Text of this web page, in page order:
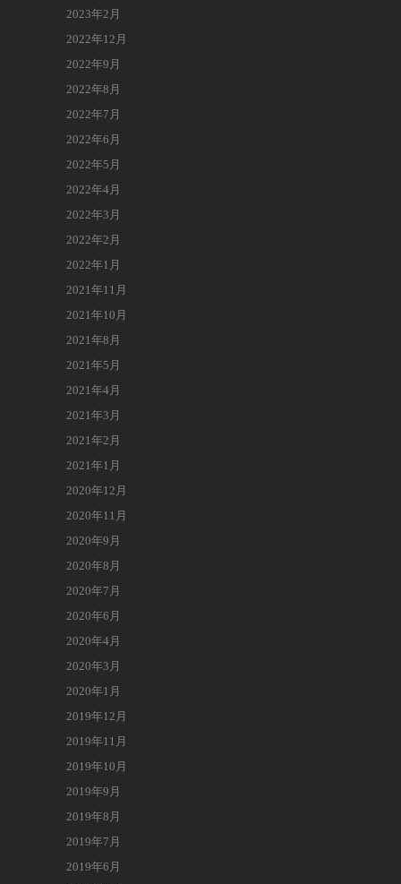
2023年2月
2022年12月
2022年9月
2022年8月
2022年7月
2022年6月
2022年5月
2022年4月
2022年3月
2022年2月
2022年1月
2021年11月
2021年10月
2021年8月
2021年5月
2021年4月
2021年3月
2021年2月
2021年1月
2020年12月
2020年11月
2020年9月
2020年8月
2020年7月
2020年6月
2020年4月
2020年3月
2020年1月
2019年12月
2019年11月
2019年10月
2019年9月
2019年8月
2019年7月
2019年6月